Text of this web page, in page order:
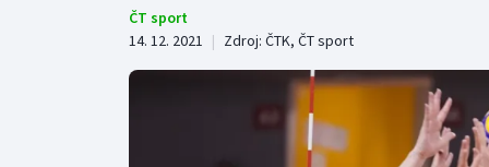
Cyklistika
Boby a skeleton
ČT sport
14. 12. 2021 | Zdroj: ČTK, ČT sport